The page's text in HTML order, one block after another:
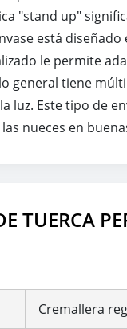
"stand up"
está
le permite
general tiene
luz. Este tipo de
nueces en
TUERCA
Cremallera